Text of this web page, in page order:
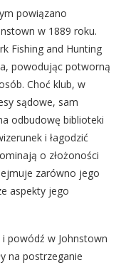
powiązano
w 1889 roku.
Fishing and Hunting
powodując potworną
Choć klub, w
sądowe, sam
odbudowę biblioteki
i łagodzić
o złożoności
zarówno jego
aspekty jego
powódź w Johnstown
na postrzeganie